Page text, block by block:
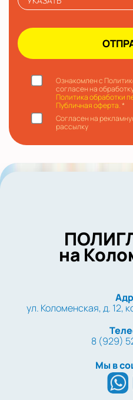
Ознакомлен с
согласен на
Политика обработки
Публичная оферта.*
Согласен на
рассылку
на
ул. Коломенская, д. 12,
8 (929)
Мы в